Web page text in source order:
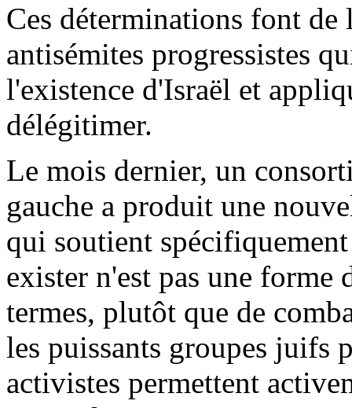
Ces déterminations font
antisémites progressistes
l'existence d'Israël et
délégitimer.
Le mois dernier, un
gauche a produit une
qui soutient
exister n'est pas une forme
termes, plutôt que de
les puissants groupes juifs
activistes permettent